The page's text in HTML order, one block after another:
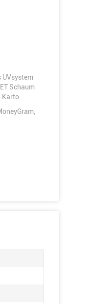
UVsystem
Schaum
Karto